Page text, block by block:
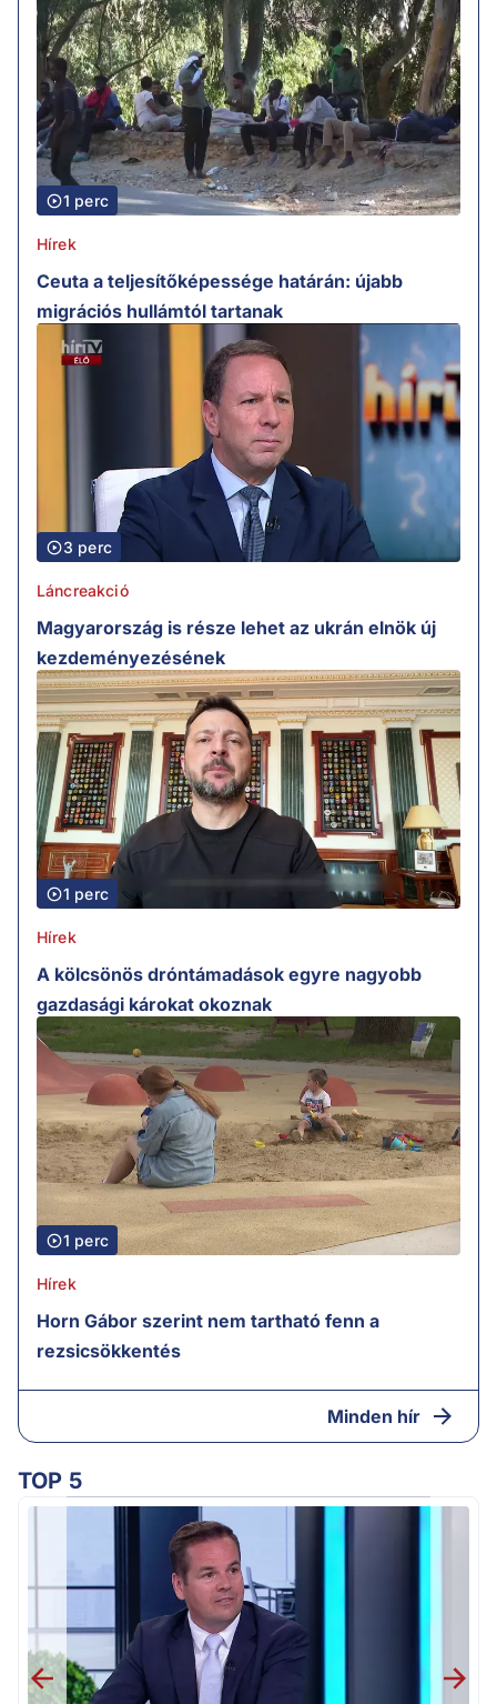
1 perc
Hírek
Ceuta a teljesítőképessége határán: újabb
migrációs hullámtól tartanak
3 perc
Láncreakció
Magyarország is része lehet az ukrán elnök új
kezdeményezésének
1 perc
Hírek
A kölcsönös dróntámadások egyre nagyobb
gazdasági károkat okoznak
1 perc
Hírek
Horn Gábor szerint nem tartható fenn a
rezsicsökkentés
Minden hír
TOP 5